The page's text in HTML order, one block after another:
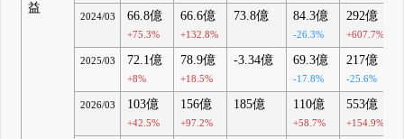
益
2024/03 66.8億
+75.3%
66.6億
+132.8%
73.8億 84.3億
-26.3%
292億
+607.7%
2025/03 72.1億
+8%
78.9億
+18.5%
-3.34億 69.3億
-17.8%
217億
-25.6%
2026/03 103億
+42.5%
156億
+97.2%
185億 110億
+58.7%
553億
+154.9%